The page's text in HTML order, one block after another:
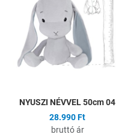
NYUSZI NÉVVEL 50cm 04
28.990 Ft
bruttó ár